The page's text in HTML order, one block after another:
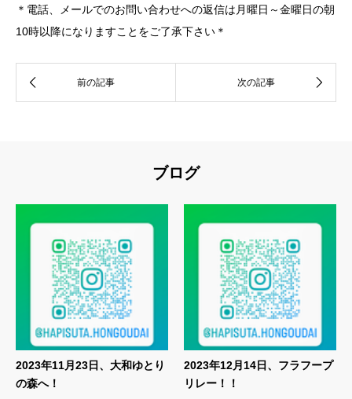
＊電話、メールでのお問い合わせへの返信は月曜日～金曜日の朝
10時以降になりますことをご了承下さい＊
ブログ
2023年11月23日、大和ゆとり
の森へ！
2023年12月14日、フラフープ
リレー！！